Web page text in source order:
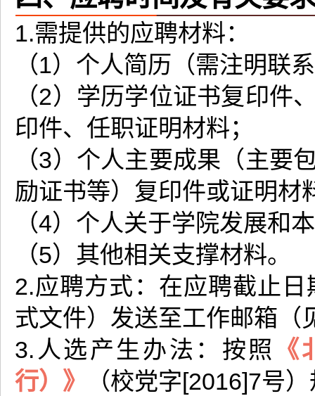
1.需提供的应聘材料：
（1）个人简历（需注明联
（2）学历学位证书复印件
印件、任职证明材料；
（3）个人主要成果（主要
励证书等）复印件或证明材
（4）个人关于学院发展和
（5）其他相关支撑材料。
2.应聘方式：在应聘截止
式文件）发送至工作邮箱（
3.人选产生办法：按照
行）》
（校党字[2016]7号